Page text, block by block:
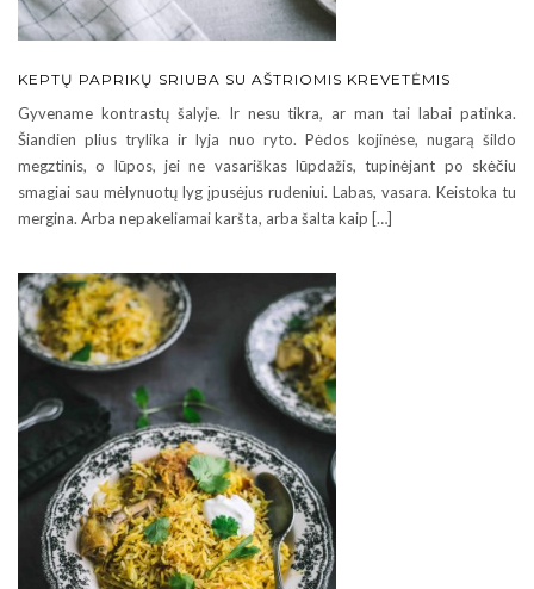
KEPTŲ PAPRIKŲ SRIUBA SU AŠTRIOMIS KREVETĖMIS
Gyvename kontrastų šalyje. Ir nesu tikra, ar man tai labai patinka.
Šiandien plius trylika ir lyja nuo ryto. Pėdos kojinėse, nugarą šildo
megztinis, o lūpos, jei ne vasariškas lūpdažis, tupinėjant po skėčiu
smagiai sau mėlynuotų lyg įpusėjus rudeniui. Labas, vasara. Keistoka tu
mergina. Arba nepakeliamai karšta, arba šalta kaip […]